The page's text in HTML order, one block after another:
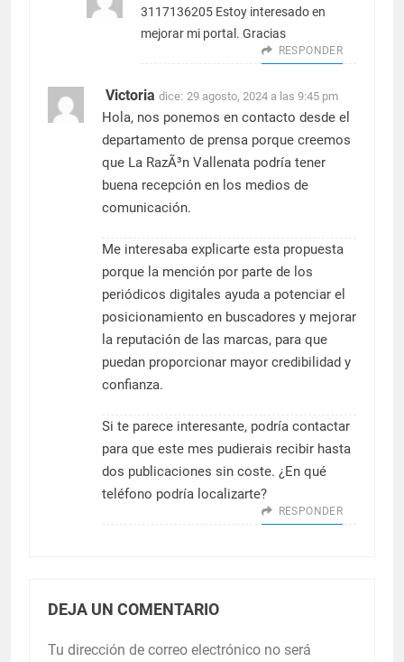
3117136205 Estoy interesado en
mejorar mi portal. Gracias
RESPONDER
Victoria dice: 29 agosto, 2024 a las 9:45 pm
Hola, nos ponemos en contacto desde el
departamento de prensa porque creemos
que La RazÃ³n Vallenata podría tener
buena recepción en los medios de
comunicación.
Me interesaba explicarte esta propuesta
porque la mención por parte de los
periódicos digitales ayuda a potenciar el
posicionamiento en buscadores y mejorar
la reputación de las marcas, para que
puedan proporcionar mayor credibilidad y
confianza.
Si te parece interesante, podría contactar
para que este mes pudierais recibir hasta
dos publicaciones sin coste. ¿En qué
teléfono podría localizarte?
RESPONDER
DEJA UN COMENTARIO
Tu dirección de correo electrónico no será